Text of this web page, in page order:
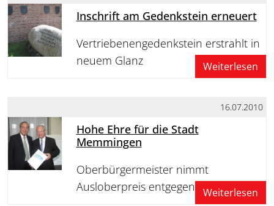
Inschrift am Gedenkstein erneuert
Vertriebenengedenkstein erstrahlt in
neuem Glanz
Weiterlesen
16.07.2010
Hohe Ehre für die Stadt
Memmingen
Oberbürgermeister nimmt
Ausloberpreis entgegen
Weiterlesen